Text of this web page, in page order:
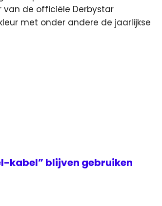
de officiële Derbystar
met onder andere de jaarlijkse
kabel” blijven gebruiken